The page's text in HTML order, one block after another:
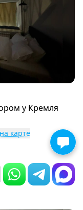
у Кремля
на карте